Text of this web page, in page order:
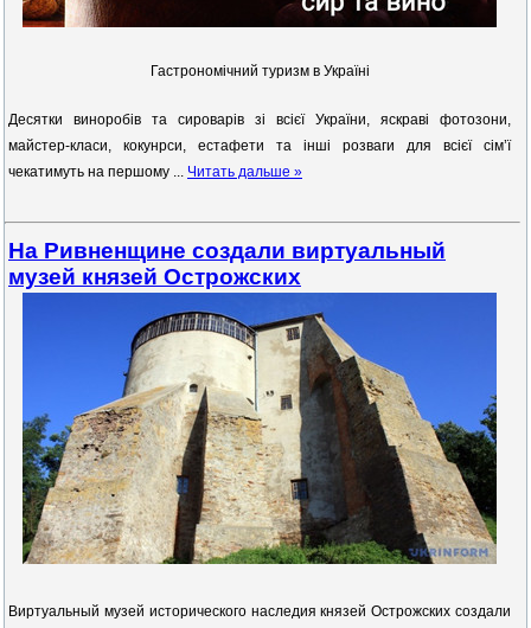
Гастрономічний туризм в Україні
Десятки виноробів та сироварів зі всієї України, яскраві фотозони,
майстер-класи, кокунрси, естафети та інші розваги для всієї сім’ї
чекатимуть на першому
Читать дальше »
На Ривненщине создали виртуальный
музей князей Острожских
Виртуальный музей исторического наследия князей Острожских создали